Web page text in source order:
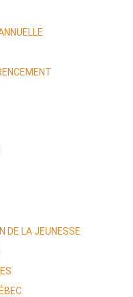
DE LA JEUNESSE